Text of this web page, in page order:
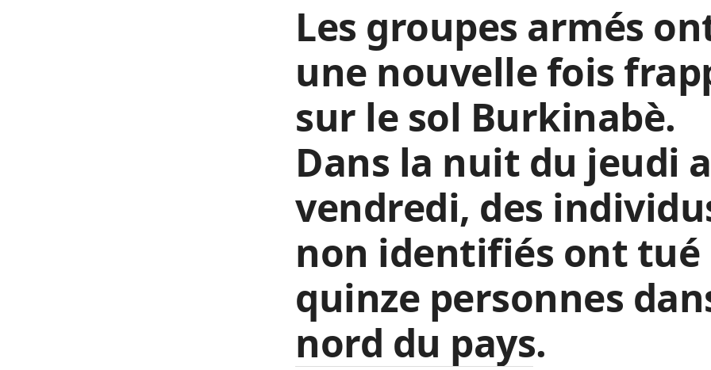
Les groupes armés
une nouvelle fois
sur le sol Burkinabè.
Dans la nuit du jeudi
vendredi, des
non identifiés ont tué
quinze personnes
nord du pays.